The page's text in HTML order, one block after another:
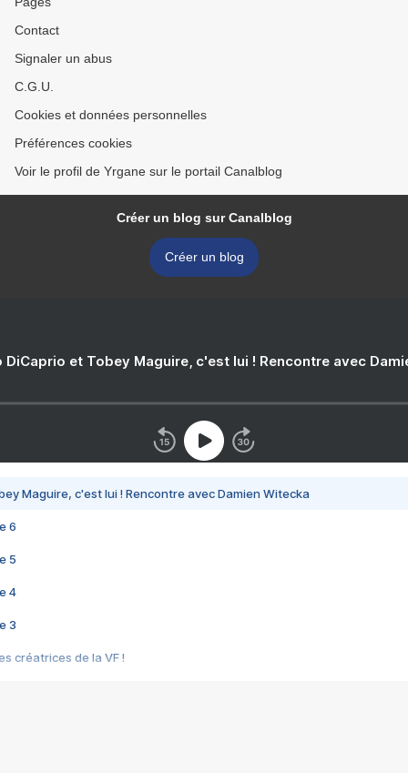
Contact
Signaler un abus
C.G.U.
Cookies et données personnelles
Préférences cookies
Voir le profil de Yrgane sur le portail Canalblog
Créer un blog sur Canalblog
Créer un blog
DiCaprio et Tobey Maguire, c'est lui ! Rencontre avec
Maguire, c'est lui ! Rencontre avec Damien Witecka
6
5
4
3
créatrices de la VF !